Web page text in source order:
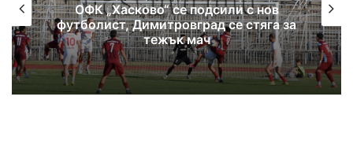
ОФК „Хасково“ се подсили с нов
футболист, Димитровград се стяга за
тежък мач